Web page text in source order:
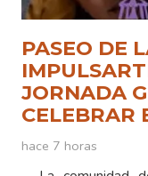
PASEO DE
JORNADA
CELEBRAR
hace 7 horas